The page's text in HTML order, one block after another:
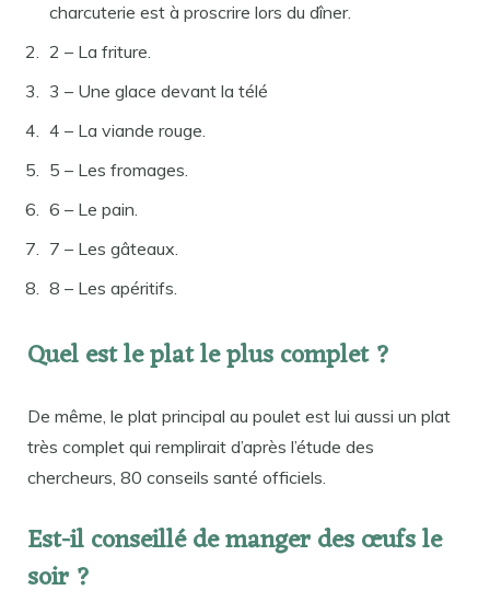
charcuterie est à proscrire lors du dîner.
2 – La friture.
3 – Une glace devant la télé
4 – La viande rouge.
5 – Les fromages.
6 – Le pain.
7 – Les gâteaux.
8 – Les apéritifs.
Quel est le plat le plus complet ?
De même, le plat principal au poulet est lui aussi un plat
très complet qui remplirait d’après l’étude des
chercheurs, 80 conseils santé officiels.
Est-il conseillé de manger des œufs le
soir ?